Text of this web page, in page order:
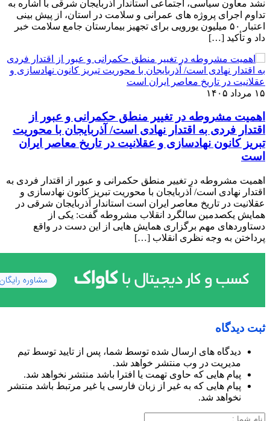
نشد معاون سیاسی، اجتماعی استاندار آذربایجان شرقی با اشاره به
تداوم اجرای پروژه ‌های عمرانی و سلامت در استان، از پیش ‌بینی
اعتبار ۵۰ میلیون یورویی برای تجهیز بیمارستان جامع سلامت خبر
داد و تأکید […]
۱۵ مرداد ۱۴۰۵
اهمیت مشروطه در تغییر منطق حکمرانی و عبور از
اقتدار فردی به اقتدار نهادی است/ آذربایجان با محوریت
تبریز کانون نهادسازی و عقلانیت در تاریخ معاصر ایران
است
اهمیت مشروطه در تغییر منطق حکمرانی و عبور از اقتدار فردی به
اقتدار نهادی است/ آذربایجان با محوریت تبریز کانون نهادسازی و
عقلانیت در تاریخ معاصر ایران است استاندار آذربایجان شرقی در
همایش یکصدمین سالگرد انقلاب مشروطه گفت: یکی از
دستاوردهای مهم برگزاری همایش هایی از این دست در واقع
پرداختن به وجه نظری انقلاب […]
ثبت دیدگاه
دیدگاه های ارسال شده توسط شما، پس از تایید توسط تیم
مدیریت در وب منتشر خواهد شد.
پیام هایی که حاوی تهمت یا افترا باشد منتشر نخواهد شد.
پیام هایی که به غیر از زبان فارسی یا غیر مرتبط باشد منتشر
نخواهد شد.